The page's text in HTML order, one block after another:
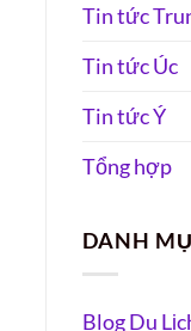
Tin tức
Tin tức Úc
Tin tức Ý
Tổng hợp
DANH
Blog Du